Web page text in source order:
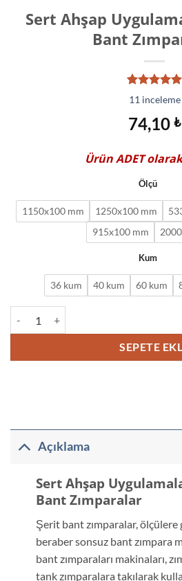
Sert Ahşap
Bant
11
müşteri
puanına
dayanarak
5 üzerinden
11 inceleme
74,10 ₺
ÜrünADETolarak
Ölçü
1150x100 mm 1250x100 mm
915x100 mm
Kum
36 kum 40 kum 60 kum
SEPETE
Açıklama
Sert Ahşap
Bant Zımparalar
Şerit bant zımparalar,
beraber sonsuz bant zımpara
bant zımparaları makinaları,
tank zımparalara takılarak